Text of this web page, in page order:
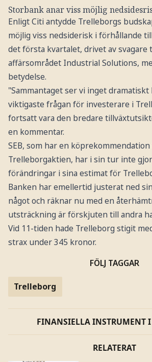
Storbank anar viss möjlig
Enligt Citi antydde Trelleborgs
möjlig viss nedsiderisk i förhållande
det första kvartalet, drivet av svagare
affärsområdet Industrial Solutions,
betydelse.
"Sammantaget ser vi inget dramatiskt
viktigaste frågan för investerare i
fortsatt vara den bredare
en kommentar.
SEB, som har en
Trelleborgaktien, har i sin tur inte
förändringar i sina estimat för
Banken har emellertid justerat ned
något och räknar nu med en
utsträckning är förskjuten till andra
Vid 11-tiden hade Trelleborg stigit
strax under 345 kronor.
FÖLJ TAGGAR
Trelleborg
FINANSIELLA INSTRUMENT
RELATERAT